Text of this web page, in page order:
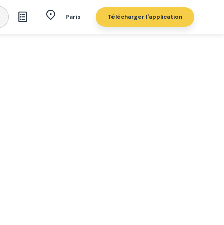
Paris Télécharger l'application